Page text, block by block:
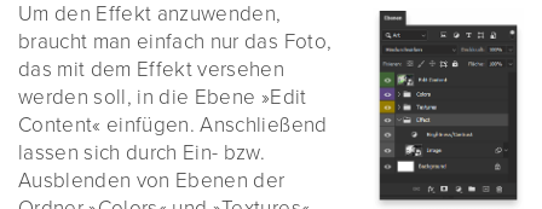
Um den Effekt anzuwenden,
braucht man einfach nur das Foto,
das mit dem Effekt versehen
werden soll, in die Ebene »Edit
Content« einfügen. Anschließend
lassen sich durch Ein- bzw.
Ausblenden von Ebenen der